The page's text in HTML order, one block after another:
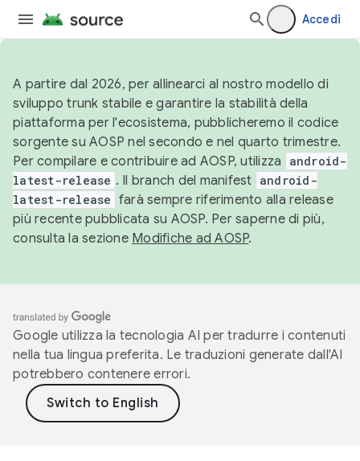
Accedi
A partire dal 2026, per allinearci al nostro modello di
sviluppo trunk stabile e garantire la stabilità della
piattaforma per l'ecosistema, pubblicheremo il codice
sorgente su AOSP nel secondo e nel quarto trimestre.
Per compilare e contribuire ad AOSP, utilizza
android-
latest-release . Il branch del manifest android-
latest-release farà sempre riferimento alla release
più recente pubblicata su AOSP. Per saperne di più,
consulta la sezione Modifiche ad AOSP.
Google utilizza la tecnologia AI per tradurre i contenuti
nella tua lingua preferita. Le traduzioni generate dall'AI
potrebbero contenere errori.